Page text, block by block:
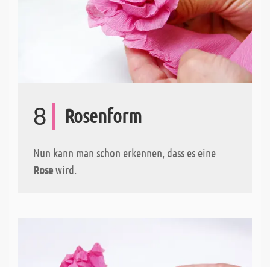
8 Rosenform
Nun kann man schon erkennen, dass es eine
Rosewird.